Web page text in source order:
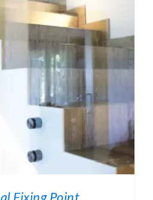
Fixing Point